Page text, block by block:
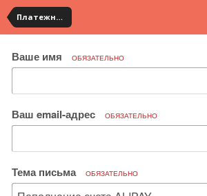
Платежная система ALIPAY и оплата банковскими картами
Ваше имя ОБЯЗАТЕЛЬНО
Ваш email-адрес ОБЯЗАТЕЛЬНО
Тема письма ОБЯЗАТЕЛЬНО